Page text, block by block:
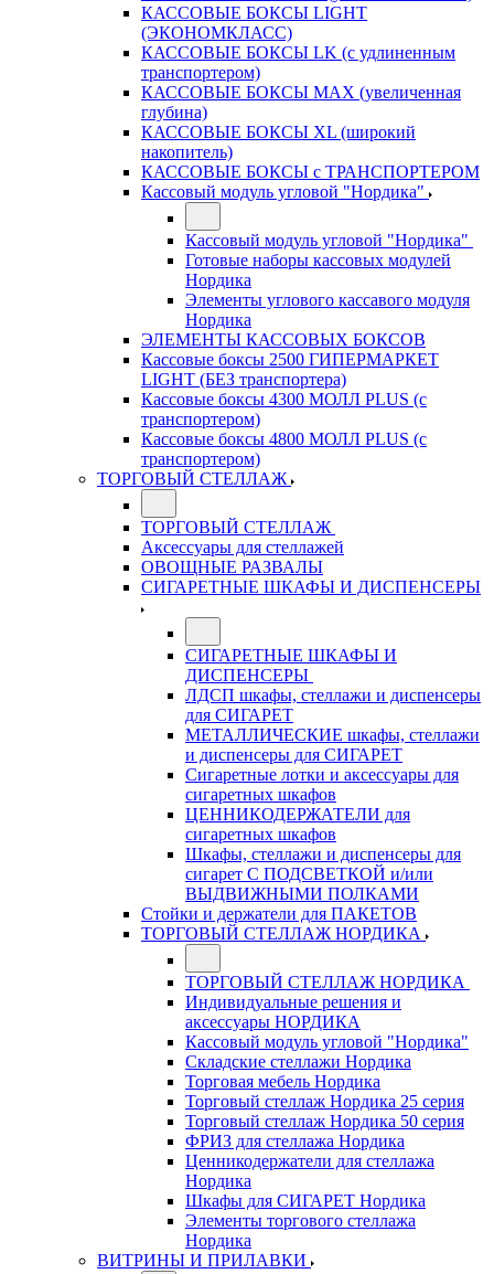
КАССОВЫЕ БОКСЫ LIGHT
(ЭКОНОМКЛАСС)
КАССОВЫЕ БОКСЫ LK (с удлиненным
транспортером)
КАССОВЫЕ БОКСЫ MAX (увеличенная
глубина)
КАССОВЫЕ БОКСЫ XL (широкий
накопитель)
КАССОВЫЕ БОКСЫ с ТРАНСПОРТЕРОМ
Кассовый модуль угловой "Нордика"
Кассовый модуль угловой "Нордика"
Готовые наборы кассовых модулей
Нордика
Элементы углового кассавого модуля
Нордика
ЭЛЕМЕНТЫ КАССОВЫХ БОКСОВ
Кассовые боксы 2500 ГИПЕРМАРКЕТ
LIGHT (БЕЗ транспортера)
Кассовые боксы 4300 МОЛЛ PLUS (с
транспортером)
Кассовые боксы 4800 МОЛЛ PLUS (с
транспортером)
ТОРГОВЫЙ СТЕЛЛАЖ
ТОРГОВЫЙ СТЕЛЛАЖ
Аксессуары для стеллажей
ОВОЩНЫЕ РАЗВАЛЫ
СИГАРЕТНЫЕ ШКАФЫ И ДИСПЕНСЕРЫ
СИГАРЕТНЫЕ ШКАФЫ И
ДИСПЕНСЕРЫ
ЛДСП шкафы, стеллажи и диспенсеры
для СИГАРЕТ
МЕТАЛЛИЧЕСКИЕ шкафы, стеллажи
и диспенсеры для СИГАРЕТ
Сигаретные лотки и аксессуары для
сигаретных шкафов
ЦЕННИКОДЕРЖАТЕЛИ для
сигаретных шкафов
Шкафы, стеллажи и диспенсеры для
сигарет С ПОДСВЕТКОЙ и/или
ВЫДВИЖНЫМИ ПОЛКАМИ
Стойки и держатели для ПАКЕТОВ
ТОРГОВЫЙ СТЕЛЛАЖ НОРДИКА
ТОРГОВЫЙ СТЕЛЛАЖ НОРДИКА
Индивидуальные решения и
аксессуары НОРДИКА
Кассовый модуль угловой "Нордика"
Складские стеллажи Нордика
Торговая мебель Нордика
Торговый стеллаж Нордика 25 серия
Торговый стеллаж Нордика 50 серия
ФРИЗ для стеллажа Нордика
Ценникодержатели для стеллажа
Нордика
Шкафы для СИГАРЕТ Нордика
Элементы торгового стеллажа
Нордика
ВИТРИНЫ И ПРИЛАВКИ